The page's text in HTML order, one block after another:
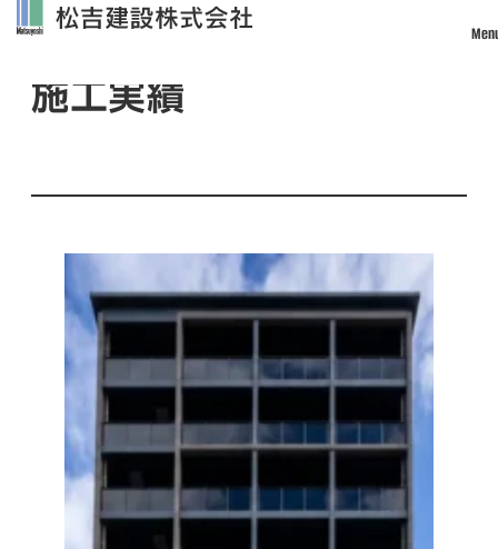
トップ
建築・設計事業
不動産事業
戸建住宅事業
管理・改修・リフォーム事業
施工実績
採用情報
社員インタビュー
数字から見える松吉建設
福利厚生
施工実績